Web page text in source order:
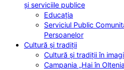
și serviciile publice
Educația
Serviciul Public
Persoanelor
Cultură și tradiții
Cultură și tradiții în
Campania „Hai în